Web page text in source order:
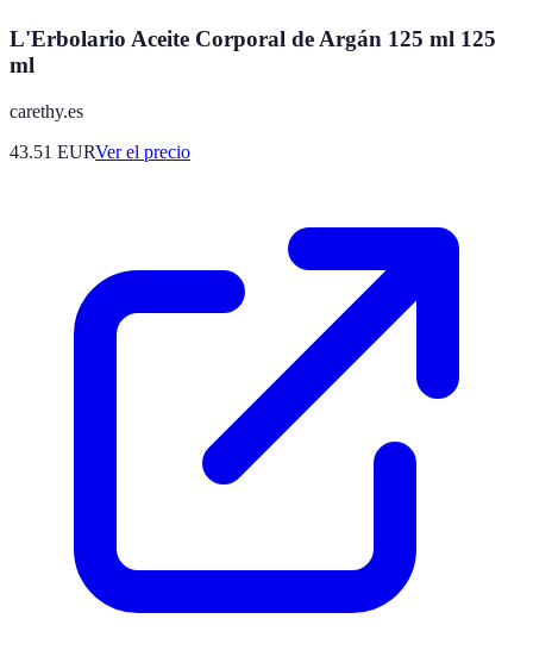
L'Erbolario Aceite Corporal de Argán 125 ml 125
ml
carethy.es
43.51 EURVer el precio